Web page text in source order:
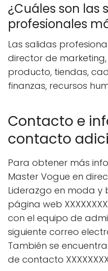
¿Cuáles son las
profesionales
Las salidas
director de
producto, tiendas,
finanzas, recursos
Contacto e
contacto
Para obtener más
Master Vogue en
Liderazgo en moda y
página web
con el equipo de
siguiente correo
También se
de contacto